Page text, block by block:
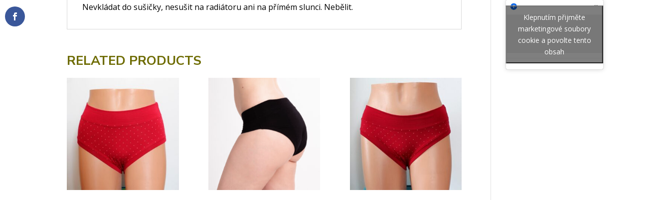
Nevkládat do sušičky, nesušit na radiátoru ani na přímém slunci. Nebělit.
RELATED PRODUCTS
Klepnutím přijměte
marketingové soubory
cookie a povolte tento
obsah